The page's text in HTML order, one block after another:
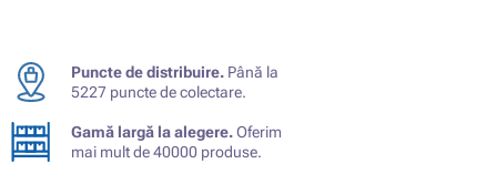
Puncte de distribuire. Până la
5227 puncte de colectare.
Gamă largă la alegere.Oferim
mai mult de 40000 produse.